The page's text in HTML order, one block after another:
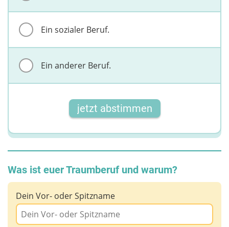
Ein sozialer Beruf.
Ein anderer Beruf.
jetzt abstimmen
Was ist euer Traumberuf und warum?
Dein Vor- oder Spitzname